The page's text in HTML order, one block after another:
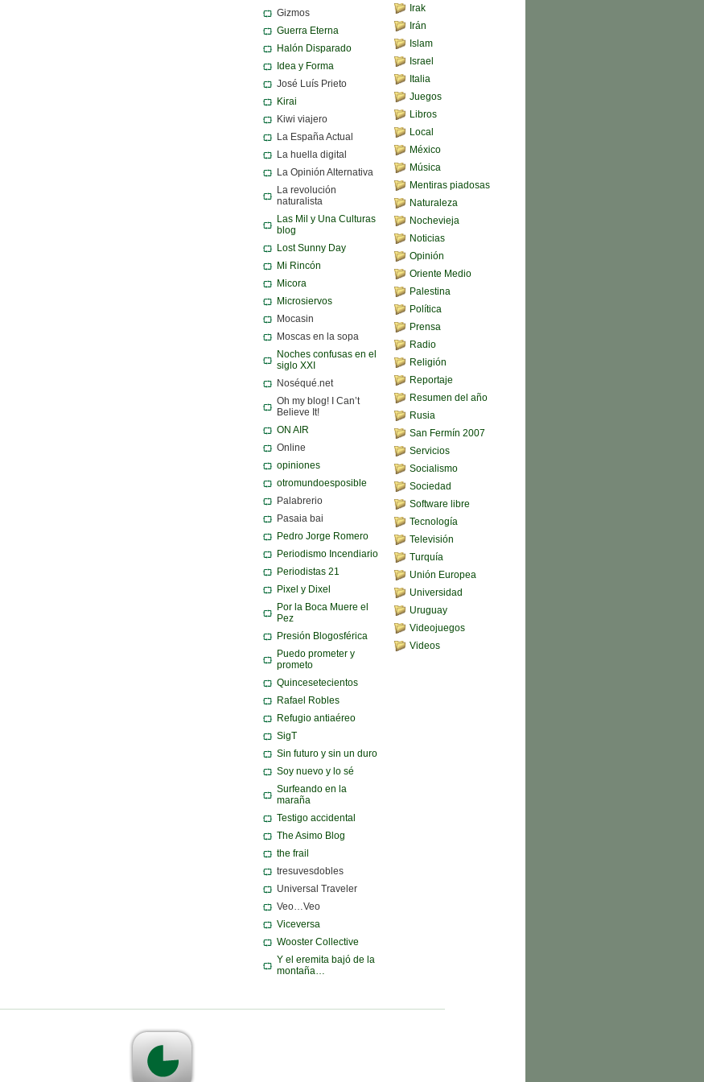
Gizmos
Guerra Eterna
Halón Disparado
Idea y Forma
José Luís Prieto
Kirai
Kiwi viajero
La España Actual
La huella digital
La Opinión Alternativa
La revolución
naturalista
Las Mil y Una Culturas
blog
Lost Sunny Day
Mi Rincón
Micora
Microsiervos
Mocasin
Moscas en la sopa
Noches confusas en el
siglo XXI
Noséqué.net
Oh my blog! I Can’t
Believe It!
ON AIR
Online
opiniones
otromundoesposible
Palabrerio
Pasaia bai
Pedro Jorge Romero
Periodismo Incendiario
Periodistas 21
Pixel y Dixel
Por la Boca Muere el
Pez
Presión Blogosférica
Puedo prometer y
prometo
Quincesetecientos
Rafael Robles
Refugio antiaéreo
SigT
Sin futuro y sin un duro
Soy nuevo y lo sé
Surfeando en la
maraña
Testigo accidental
The Asimo Blog
the frail
tresuvesdobles
Universal Traveler
Veo…Veo
Viceversa
Wooster Collective
Y el eremita bajó de la
montaña…
Irak
Irán
Islam
Israel
Italia
Juegos
Libros
Local
México
Música
Mentiras piadosas
Naturaleza
Nochevieja
Noticias
Opinión
Oriente Medio
Palestina
Política
Prensa
Radio
Religión
Reportaje
Resumen del año
Rusia
San Fermín 2007
Servicios
Socialismo
Sociedad
Software libre
Tecnología
Televisión
Turquía
Unión Europea
Universidad
Uruguay
Videojuegos
Videos